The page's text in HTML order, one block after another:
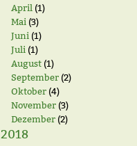
April (1)
Mai (3)
Juni (1)
Juli (1)
August(1)
September(2)
Oktober(4)
November(3)
Dezember(2)
2018